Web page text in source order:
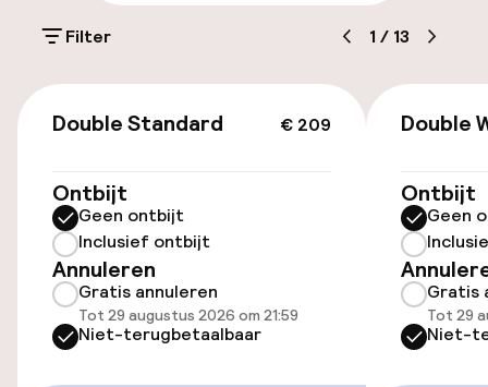
Parkeren & mobiliteit
(buiten)
€ 21,00 per dag
Openbaar parkeren
Oplaadpunt elektrische auto op
locatie
Fietsenstalling
Filter 1 / 13
€ 209
Double Standard
Ontbijt
Geen ontbijt
Inclusief ontbijt
Annuleren
Gratis annuleren
Tot 29 augustus 2026 om 21:59
Niet-terugbetaalbaar
Double
Ontbijt
Geen
Gratis
Tot 29
Niet-